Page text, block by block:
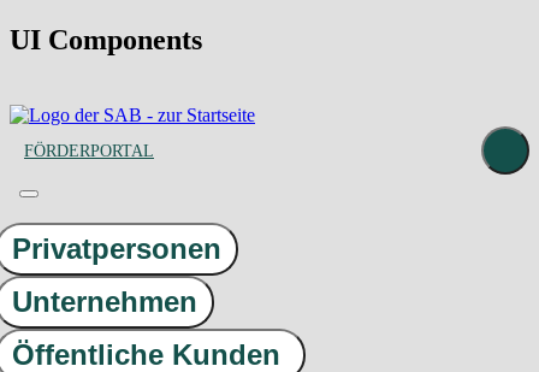
UI Components
FÖRDERPORTAL
Privatpersonen
Unternehmen
Öffentliche Kunden